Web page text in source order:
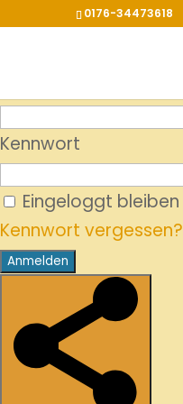
0176-34473618
Kennwort
Eingeloggt bleiben
Kennwort vergessen?